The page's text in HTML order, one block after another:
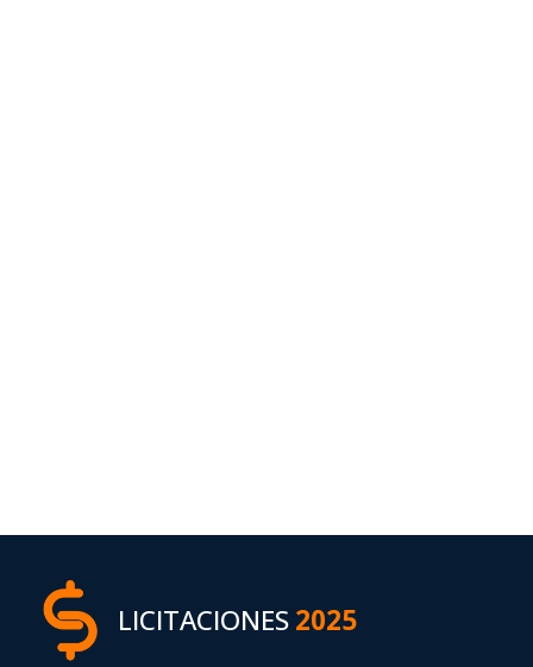
LICITACIONES2025